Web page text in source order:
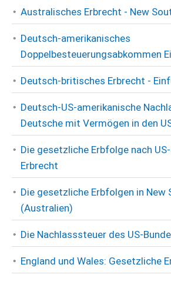
Australisches Erbrecht - New
Deutsch-amerikanisches
Doppelbesteuerungsabkommen
Deutsch-britisches Erbrecht -
Deutsch-US-amerikanische
Deutsche mit Vermögen in den
Die gesetzliche Erbfolge nach
Erbrecht
Die gesetzliche Erbfolgen in New
(Australien)
Die Nachlasssteuer des US-
England und Wales: Gesetzliche